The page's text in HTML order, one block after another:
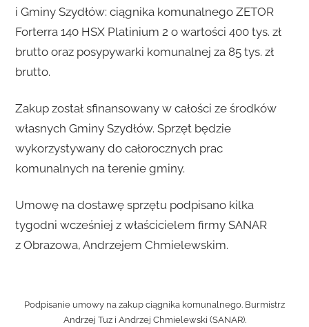
i Gminy Szydłów: ciągnika komunalnego ZETOR
Forterra 140 HSX Platinium 2 o wartości 400 tys. zł
brutto oraz posypywarki komunalnej za 85 tys. zł
brutto.
Zakup został sfinansowany w całości ze środków
własnych Gminy Szydłów. Sprzęt będzie
wykorzystywany do całorocznych prac
komunalnych na terenie gminy.
Umowę na dostawę sprzętu podpisano kilka
tygodni wcześniej z właścicielem firmy SANAR
z Obrazowa, Andrzejem Chmielewskim.
Podpisanie umowy na zakup ciągnika komunalnego. Burmistrz
Andrzej Tuz i Andrzej Chmielewski (SANAR).